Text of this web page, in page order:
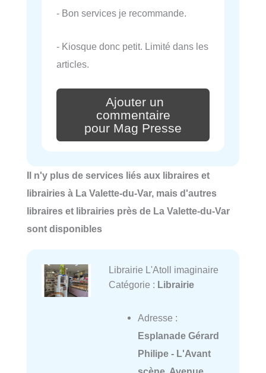
- Bon services je recommande.
- Kiosque donc petit. Limité dans les
articles.
Ajouter un
commentaire
pour Mag Presse
Il n'y plus de services liés aux libraires et
librairies à La Valette-du-Var, mais d'autres
libraires et librairies près de La Valette-du-Var
sont disponibles
Librairie L'Atoll imaginaire
Catégorie : Librairie
Adresse :
Esplanade Gérard
Philipe - L'Avant